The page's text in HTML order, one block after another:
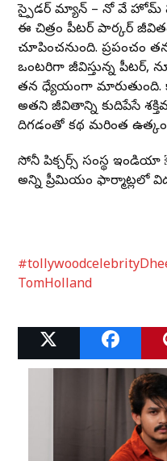
స్పైడర్ మ్యాన్ – నో వే హోమ్
ఈ చిత్రం పీటర్ పార్కర్
చూపించనుంది. ప్రపంచం
ఒంటరిగా జీవిస్తున్న పీటర్,
తన ధ్యేయంగా మారుతుంది.
అతని జీవితాన్ని కుదిపేసే
దిగడంతో కథ మరింత
సోనీ పిక్చర్స్ సంస్థ
అన్ని ప్రీమియం ఫార్మాట్లలో
#tollywoodcelebrity
TomHolland
Related Posts